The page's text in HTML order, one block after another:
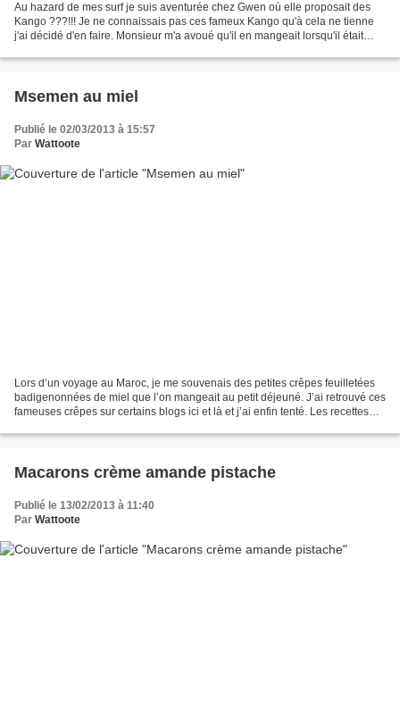
Au hazard de mes surf je suis aventurée chez Gwen où elle proposait des
Kango ???!!! Je ne connaissais pas ces fameux Kango qu'à cela ne tienne
j'ai décidé d'en faire. Monsieur m'a avoué qu'il en mangeait lorsqu'il était
Msemen au miel
Publié le 02/03/2013 à 15:57
Par Wattoote
Lors d’un voyage au Maroc, je me souvenais des petites crêpes feuilletées
badigenonnées de miel que l’on mangeait au petit déjeuné. J’ai retrouvé ces
fameuses crêpes sur certains blogs ici et là et j’ai enfin tenté. Les recettes
Macarons crème amande pistache
Publié le 13/02/2013 à 11:40
Par Wattoote